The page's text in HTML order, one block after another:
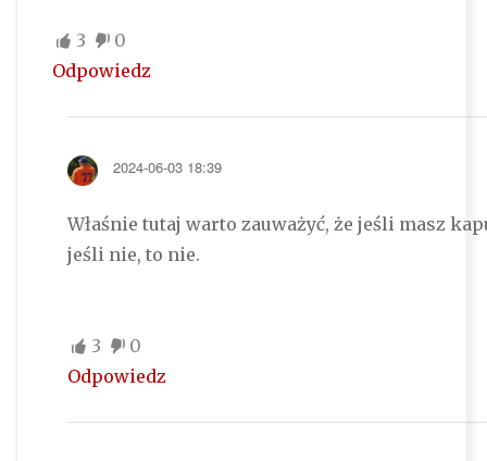
3
0
Odpowiedz
2024-06-03 18:39
Właśnie tutaj warto zauważyć, że jeśli masz
jeśli nie, to nie.
3
0
Odpowiedz